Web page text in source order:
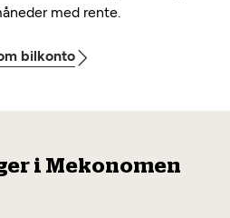
med rente.
bilkonto
i Mekonomen